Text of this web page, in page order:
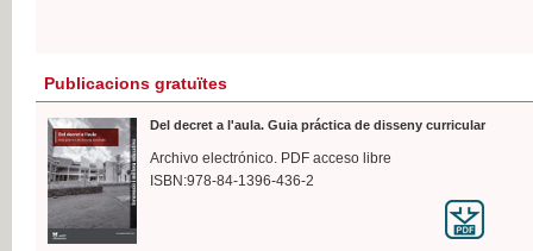
Publicacions gratuïtes
Del decret a l'aula. Guia práctica de disseny curricular
Archivo electrónico. PDF acceso libre
ISBN:978-84-1396-436-2